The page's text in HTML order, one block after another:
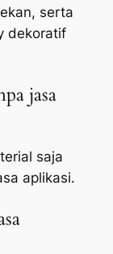
serta
dekoratif
jasa
saja
aplikasi.